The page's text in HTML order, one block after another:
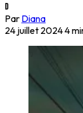
D
Par Diana
24 juillet 20244